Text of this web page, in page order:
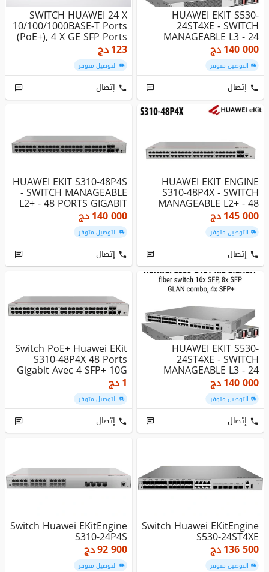
HUAWEI EKIT S530-
24ST4XE - SWITCH
MANAGEABLE L3 - 24
PORTS SFP GIGABIT...
140 000دج
التوصيل متوفر
إتصال
SWITCH HUAWEI 24 X
10/100/1000BASE-T Ports
(PoE+), 4 X GE SFP Ports
123دج
التوصيل متوفر
إتصال
HUAWEI EKIT ENGINE
S310-48P4X - SWITCH
MANAGEABLE L2+ - 48
PORTS GIGAB...
145 000دج
التوصيل متوفر
إتصال
HUAWEI EKIT S310-48P4S
- SWITCH MANAGEABLE
L2+ - 48 PORTS GIGABIT
POE+...
140 000دج
التوصيل متوفر
إتصال
HUAWEI EKIT S530-
24ST4XE - SWITCH
MANAGEABLE L3 - 24
PORTS SFP GIGABIT...
140 000دج
التوصيل متوفر
إتصال
Switch PoE+ Huawei EKit
S310-48P4X 48 Ports
Gigabit Avec 4 SFP+ 10G
1دج
التوصيل متوفر
إتصال
Switch Huawei EKitEngine
S530-24ST4XE
136 500دج
التوصيل متوفر
Switch Huawei EKitEngine
S310-24P4S
92 900دج
التوصيل متوفر